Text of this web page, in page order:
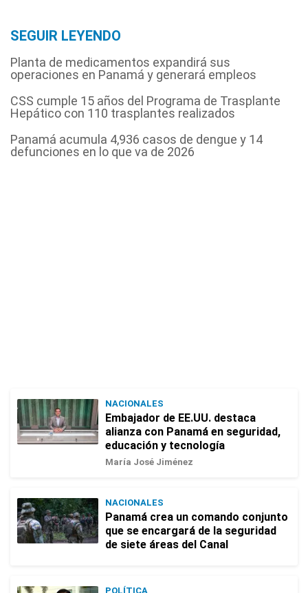
SEGUIR LEYENDO
Planta de medicamentos expandirá sus
operaciones en Panamá y generará empleos
CSS cumple 15 años del Programa de Trasplante
Hepático con 110 trasplantes realizados
Panamá acumula 4,936 casos de dengue y 14
defunciones en lo que va de 2026
NACIONALES
Embajador de EE.UU. destaca
alianza con Panamá en seguridad,
educación y tecnología
María José Jiménez
NACIONALES
Panamá crea un comando conjunto
que se encargará de la seguridad
de siete áreas del Canal
POLÍTICA